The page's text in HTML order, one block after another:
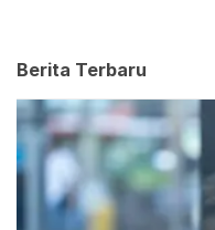
Berita Terbaru